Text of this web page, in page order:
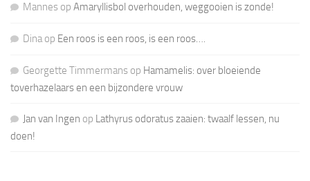
Mannes op Amaryllisbol overhouden, weggooien is zonde!
Dinaop Een roos is een roos, is een roos….
Georgette Timmermans op Hamamelis: over bloeiende
toverhazelaars en een bijzondere vrouw
Jan van Ingen op Lathyrus odoratus zaaien: twaalf lessen, nu
doen!